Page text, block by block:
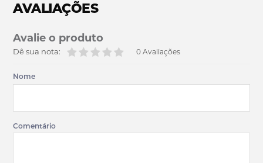
AVALIAÇÕES
Avalie o produto
0 Avaliações
Dê sua nota:
Nome
Comentário